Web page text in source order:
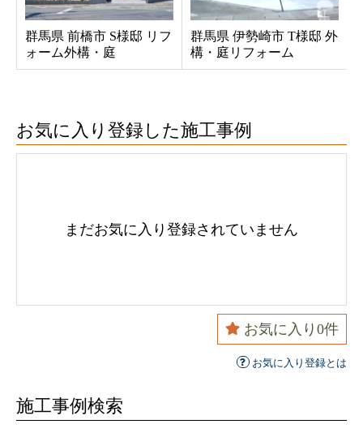
群馬県 前橋市 S様邸 リフ
ォーム外構・庭
群馬県 伊勢崎市 T様邸 外
構・庭リフォーム
お気に入り登録した施工事例
まだお気に入り登録されていません
お気に入り 0件
お気に入り登録とは
施工事例検索